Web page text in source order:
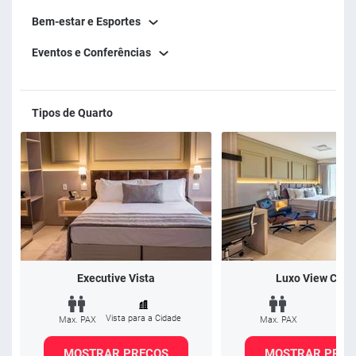
Bem-estar e Esportes
Eventos e Conferências
Tipos de Quarto
Executive Vista
Max. PAX Vista para a Cidade
Luxo View
Max. PAX